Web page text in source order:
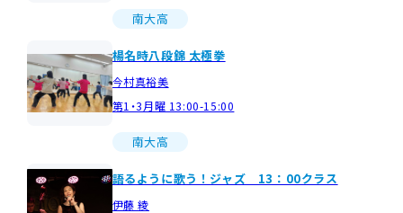
南大高
楊名時八段錦 太極拳
今村真裕美
第1・3月曜 13:00-15:00
南大高
語るように歌う！ジャズ 13：00クラス
伊藤 綾